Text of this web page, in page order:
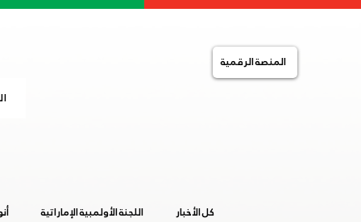
المنصة الرقمية
كل الأخبار اللجنة الأولمبية الإماراتية